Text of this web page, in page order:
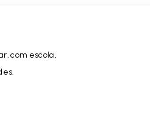
com escola,